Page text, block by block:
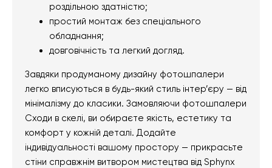
роздільною здатністю;
простий монтаж без спеціального
обладнання;
довговічність та легкий догляд.
Завдяки продуманому дизайну фотошпалери
легко вписуються в будь-який стиль інтер’єру — від
мінімалізму до класики. Замовляючи фотошпалери
Сходи в скелі, ви обираєте якість, естетику та
комфорт у кожній деталі. Додайте
індивідуальності вашому простору — прикрасьте
стіни справжнім витвором мистецтва від Sphynx